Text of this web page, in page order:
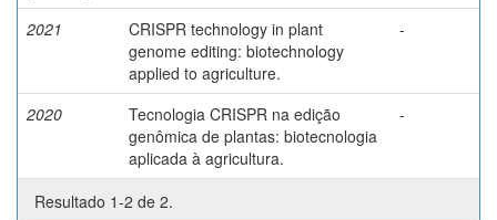
2021
CRISPR technology in plant
genome editing: biotechnology
applied to agriculture.
-
2020
Tecnologia CRISPR na edição
genômica de plantas: biotecnologia
aplicada à agricultura.
-
Resultado 1-2 de 2.